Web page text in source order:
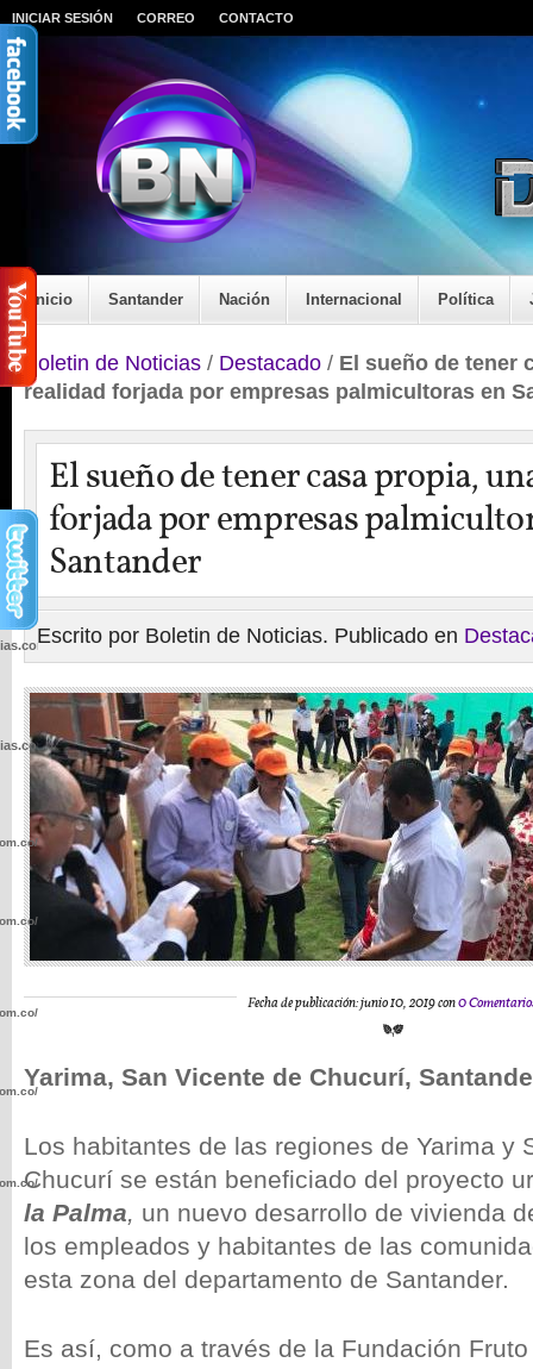
INICIAR SESIÓN CORREO CONTACTO
Inicio Santander Nación Internacional Política
Boletin de Noticias / Destacado / El sueño de tener
realidad forjada por empresas palmicultoras en
El sueño de tener casa propia,
forjada por empresas
Santander
Escrito por Boletin de Noticias. Publicado en
Fecha de publicación: junio 10, 2019 con0
Yarima, San Vicente de Chucurí,
Los habitantes de las regiones de Yarima y
Chucurí se están beneficiado del proyecto
la Palma, un nuevo desarrollo de vivienda
los empleados y habitantes de las
esta zona del departamento de Santander.
Es así, como a través de la Fundación
wp-
wp-
wp-
wp-
wp-
wp-
wp-